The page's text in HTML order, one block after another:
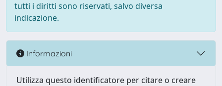
tutti i diritti sono riservati, salvo diversa
indicazione.
Informazioni
Utilizza questo identificatore per citare o creare